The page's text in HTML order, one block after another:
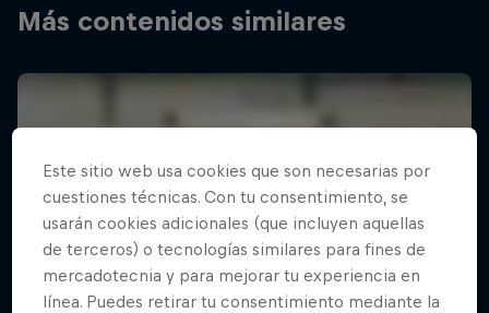
Más contenidos similares
Este sitio web usa cookies que son necesarias por
cuestiones técnicas. Con tu consentimiento, se
usarán cookies adicionales (que incluyen aquellas
de terceros) o tecnologías similares para fines de
mercadotecnia y para mejorar tu experiencia en
línea. Puedes retirar tu consentimiento mediante la